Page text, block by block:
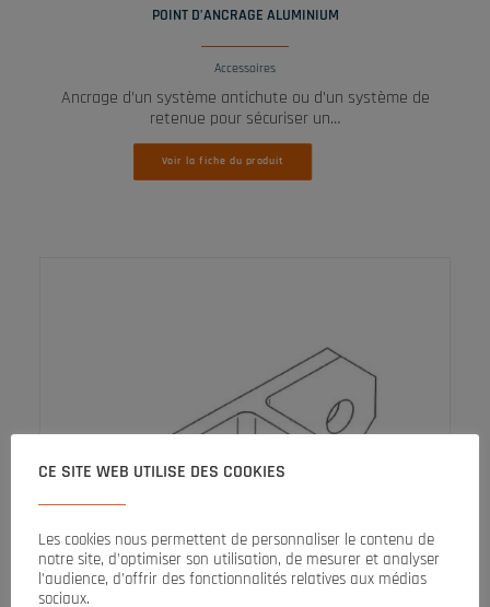
POINT D’ANCRAGE ALUMINIUM
Accessoires
Ancrage d’un système antichute ou d’un système de
retenue pour sécuriser un…
Voir la fiche du produit
CE SITE WEB UTILISE DES COOKIES
Les cookies nous permettent de personnaliser le contenu de
notre site, d’optimiser son utilisation, de mesurer et analyser
l’audience, d’offrir des fonctionnalités relatives aux médias
sociaux.